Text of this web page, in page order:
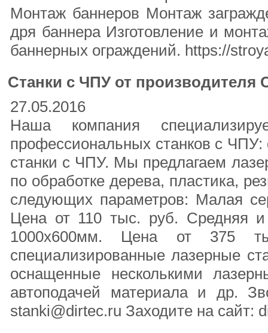
Монтаж баннеров Монтаж
дря баннера Изготовление и
баннерных ограждений. https://
Станки с ЧПУ от производителя
27.05.2016
Наша компания
профессиональных станков с
станки с ЧПУ. Мы предлагаем
по обработке дерева, пластика,
следующих параметров: Малая
Цена от 110 тыс. руб. Средняя
1000х600мм. Цена от 375
специализированные лазерные
оснащенные несколькими
автоподачей материала и др.
stanki@dirtec.ru Заходите на сайт: